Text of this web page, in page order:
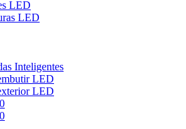
LED
LED
Inteligentes
LED
LED